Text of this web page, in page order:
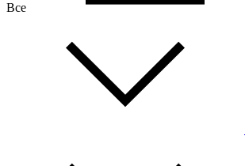
Все